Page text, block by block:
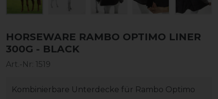
HORSEWARE RAMBO OPTIMO LINER
300G - BLACK
Art.-Nr: 1519
Kombinierbare Unterdecke für Rambo Optimo